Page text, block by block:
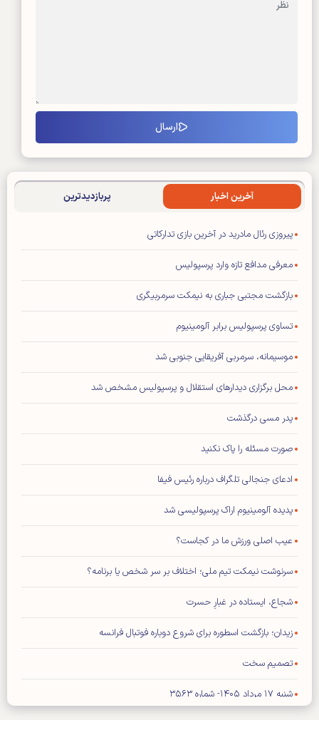
آخرین اخبار پربازدیدترین
پیروزی رئال مادرید در آخرین بازی تدارکاتی
معرفی مدافع تازه وارد پرسپولیس
بازگشت مجتبی جباری به نیمکت سرمربیگری
تساوی پرسپولیس برابر آلومینیوم
موسیمانه، سرمربی آفریقایی جنوبی شد
محل برگزاری دیدار‌های استقلال و پرسپولیس مشخص شد
پدر مسی درگذشت
صورت مسئله را پاک نکنید
ادعای جنجالی تلگراف درباره رئیس فیفا
پدیده آلومینیوم اراک پرسپولیسی شد
عیب اصلی ورزش ما در کجاست؟
سرنوشت نیمکت تیم ملی؛ اختلاف بر سر شخص یا برنامه؟
شجاع، ایستاده در غبارِ حسرت
زیدان؛ بازگشت اسطوره برای شروع دوباره فوتبال فرانسه
تصمیم سخت
شنبه ۱۷ مرداد ۱۴۰۵- شماره ۳۵۶۳